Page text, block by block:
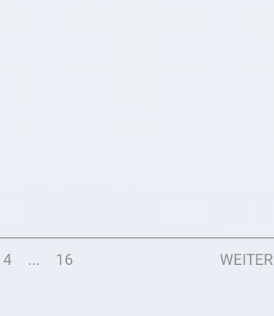
4 ... 16